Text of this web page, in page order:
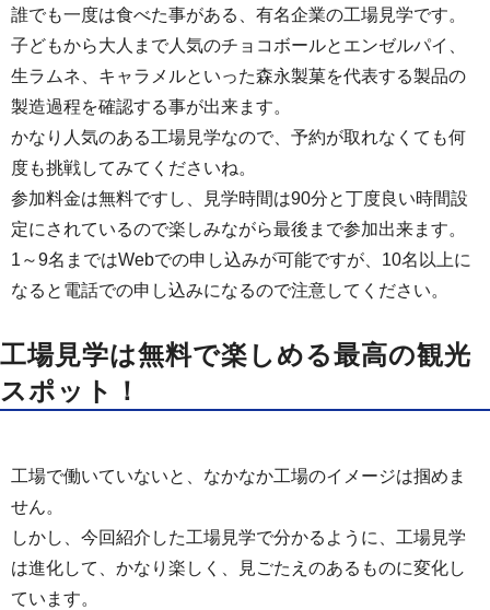
誰でも一度は食べた事がある、有名企業の工場見学です。
子どもから大人まで人気のチョコボールとエンゼルパイ、
生ラムネ、キャラメルといった森永製菓を代表する製品の
製造過程を確認する事が出来ます。
かなり人気のある工場見学なので、予約が取れなくても何
度も挑戦してみてくださいね。
参加料金は無料ですし、見学時間は90分と丁度良い時間設
定にされているので楽しみながら最後まで参加出来ます。
1～9名まではWebでの申し込みが可能ですが、10名以上に
なると電話での申し込みになるので注意してください。
工場見学は無料で楽しめる最高の観光
スポット！
工場で働いていないと、なかなか工場のイメージは掴めま
せん。
しかし、今回紹介した工場見学で分かるように、工場見学
は進化して、かなり楽しく、見ごたえのあるものに変化し
ています。